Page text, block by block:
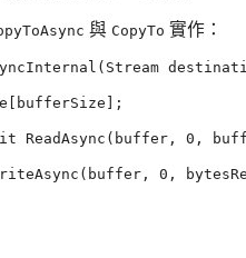
與 CopyTo 實作：
ReadAsync(buffer, 0,
0,